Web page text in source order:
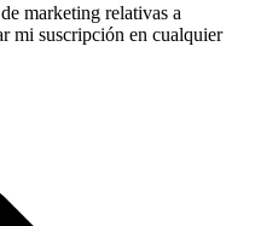
marketing relativas a
mi suscripción en cualquier